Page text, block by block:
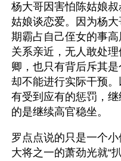
杨大哥因害怕陈姑娘
姑娘谈恋爱。因为杨
期霸占自己侄女的事
关系亲近，无人敢处
卿，也只有背后斥其
却不能进行实际干预
有受到应有的惩罚，
的是继续高官稳坐。
罗点点说的只是一个
大将之一的萧劲光就“